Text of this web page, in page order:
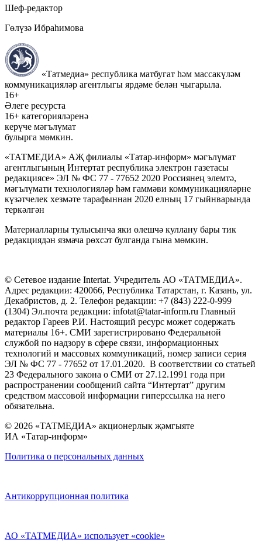
Шеф-редактор
Гөлүзә Ибраһимова
«Татмедиа» республика матбугат һәм массакүләм
коммуникацияләр агентлыгы ярдәме белән чыгарыла.
16+
Әлеге ресурста
16+ категорияләренә
керүче мәгълүмат
булырга мөмкин.
«ТАТМЕДИА» АҖ филиалы «Татар-информ» мәгълүмат
агентлыгының Интертат республика электрон газетасы
редакциясе» ЭЛ № ФС 77 - 77652 2020 Россиянең элемтә,
мәгълүмати технологияләр һәм гаммәви коммуникацияләрне
күзәтчелек хезмәте тарафыннан 2020 елның 17 гыйнварында
теркәлгән
Материалларны тулысынча яки өлешчә куллану бары тик
редакциядән язмача рөхсәт булганда гына мөмкин.
© Сетевое издание Intertat. Учредитель АО «ТАТМЕДИА».
Адрес редакции: 420066, Республика Татарстан, г. Казань, ул.
Декабристов, д. 2. Телефон редакции: +7 (843) 222-0-999
(1304) Эл.почта редакции: infotat@tatar-inform.ru Главный
редактор Гареев Р.И. Настоящий ресурс может содержать
материалы 16+. СМИ зарегистрировано Федеральной
службой по надзору в сфере связи, информационных
технологий и массовых коммуникаций, номер записи серия
ЭЛ № ФС 77 - 77652 от 17.01.2020. В соответствии со статьей
23 Федерального закона о СМИ от 27.12.1991 года при
распространении сообщений сайта “Интертат” другим
средством массовой информации гиперссылка на него
обязательна.
© 2026 «ТАТМЕДИА» акционерлык җәмгыяте
ИА «Татар-информ»
Политика о персональных данных
Антикоррупционная политика
АО «ТАТМЕДИА» использует «cookie»